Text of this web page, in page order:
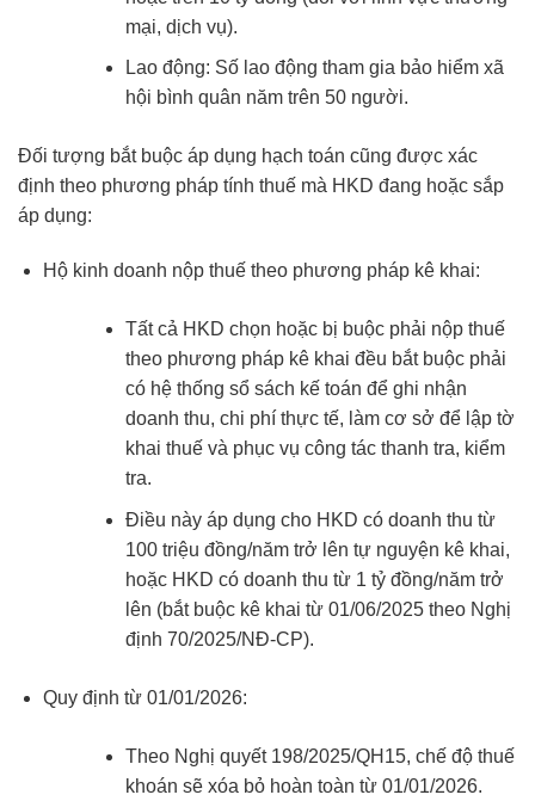
mại, dịch vụ).
Lao động: Số lao động tham gia bảo hiểm xã
hội bình quân năm trên 50 người.
Đối tượng bắt buộc áp dụng hạch toán cũng được xác
định theo phương pháp tính thuế mà HKD đang hoặc sắp
áp dụng:
Hộ kinh doanh nộp thuế theo phương pháp kê khai:
Tất cả HKD chọn hoặc bị buộc phải nộp thuế
theo phương pháp kê khai đều bắt buộc phải
có hệ thống sổ sách kế toán để ghi nhận
doanh thu, chi phí thực tế, làm cơ sở để lập tờ
khai thuế và phục vụ công tác thanh tra, kiểm
tra.
Điều này áp dụng cho HKD có doanh thu từ
100 triệu đồng/năm trở lên tự nguyện kê khai,
hoặc HKD có doanh thu từ 1 tỷ đồng/năm trở
lên (bắt buộc kê khai từ 01/06/2025 theo Nghị
định 70/2025/NĐ-CP).
Quy định từ 01/01/2026:
Theo Nghị quyết 198/2025/QH15, chế độ thuế
khoán sẽ xóa bỏ hoàn toàn từ 01/01/2026.